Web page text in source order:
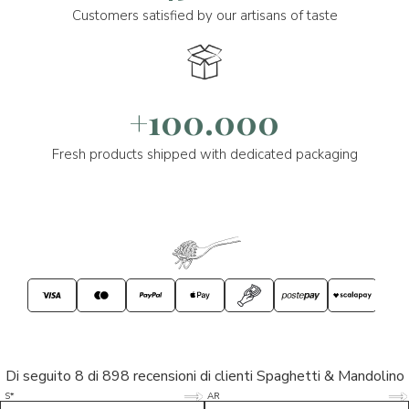
Customers satisfied by our artisans of taste
+100.000
Fresh products shipped with dedicated packaging
Di seguito 8 di 898 recensioni di clienti Spaghetti & Mandolino
S* 5/5 AR 5/5